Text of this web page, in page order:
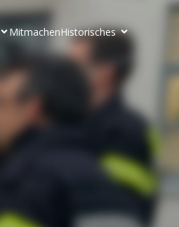
MitmachenHistorisches